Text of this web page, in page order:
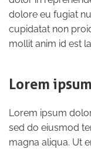
dolore eu fugiat
cupidatat non
mollit anim id est
Lorem
Lorem ipsum
sed do eiusmod
magna aliqua. Ut